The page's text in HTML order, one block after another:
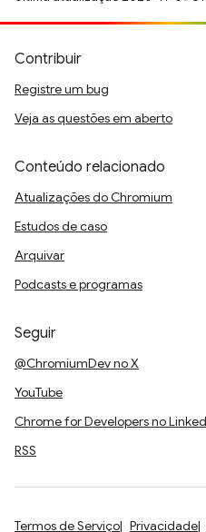
Contribuir
Registre um bug
Veja as questões em aberto
Conteúdo relacionado
Atualizações do Chromium
Estudos de caso
Arquivar
Podcasts e programas
Seguir
@ChromiumDev no X
YouTube
Chrome for Developers no
RSS
Termos de Serviço Privacidade